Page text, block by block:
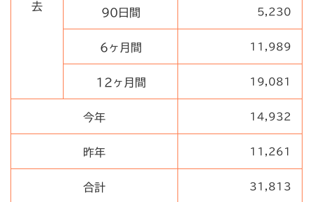
去
90日間 5,230
6ヶ月間 11,989
12ヶ月間 19,081
今年 14,932
昨年 11,261
合計 31,813